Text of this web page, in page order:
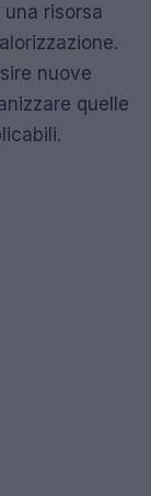
risorsa
nuove
quelle